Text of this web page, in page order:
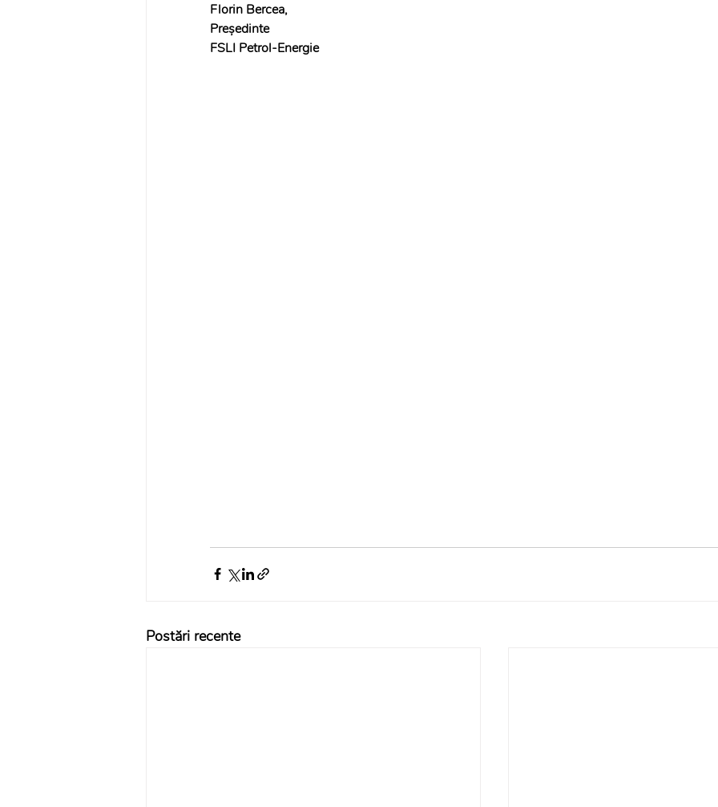
Florin Bercea,
Președinte
FSLI Petrol-Energie
Postări recente